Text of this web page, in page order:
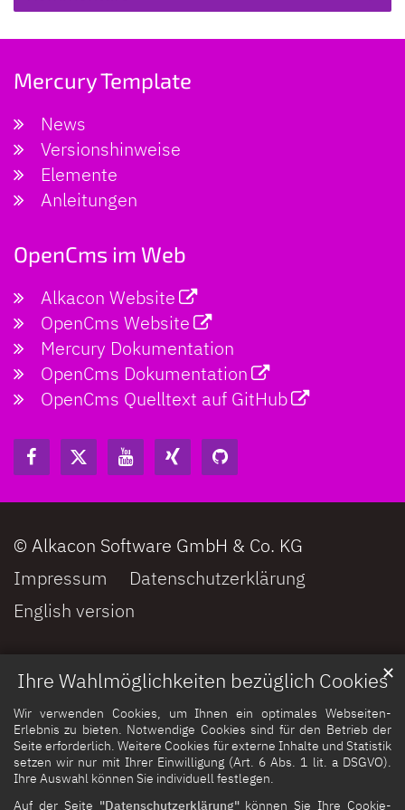
Ihre Wahlmöglichkeiten bezüglich Cookies
Wir verwenden Cookies, um Ihnen ein optimales Webseiten-
Erlebnis zu bieten. Notwendige Cookies sind für den Betrieb der
Seite erforderlich. Weitere Cookies für externe Inhalte und Statistik
setzen wir nur mit Ihrer Einwilligung (Art. 6 Abs. 1 lit. a DSGVO).
Ihre Auswahl können Sie individuell festlegen.
Auf der Seite "Datenschutzerklärung"können Sie Ihre Cookie-
✕
Mercury Template
News
Versionshinweise
Elemente
Anleitungen
OpenCms im Web
Alkacon Website
OpenCms Website
Mercury Dokumentation
OpenCms Dokumentation
OpenCms Quelltext auf GitHub
© Alkacon Software GmbH & Co. KG
Impressum
Datenschutzerklärung
English version